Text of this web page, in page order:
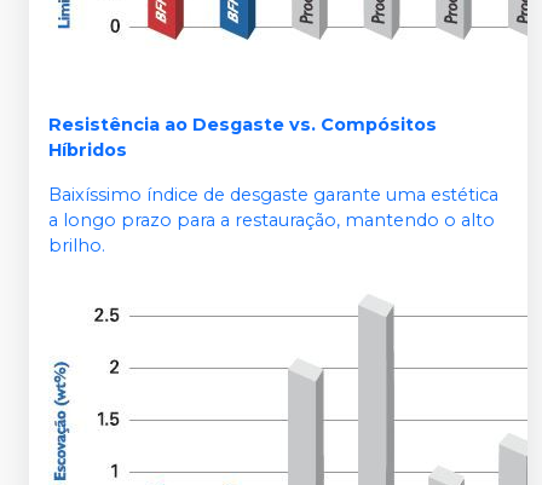
Resistência ao Desgaste vs. Compósitos
Híbridos
Baixíssimo índice de desgaste garante uma estética
a longo prazo para a restauração, mantendo o alto
brilho.